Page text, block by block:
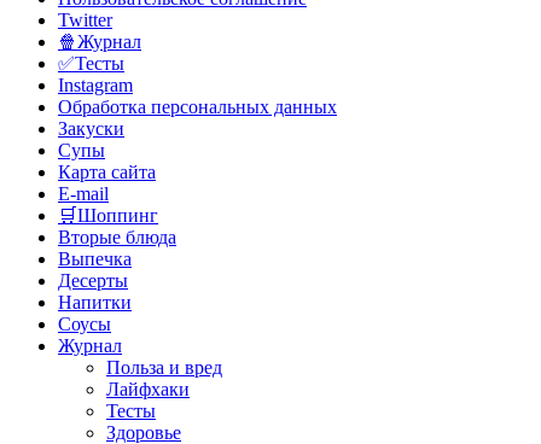
Twitter
🍿Журнал
✅Тесты
Instagram
Обработка персональных данных
Закуски
Супы
Карта сайта
E-mail
🛒Шоппинг
Вторые блюда
Выпечка
Десерты
Напитки
Соусы
Журнал
Польза и вред
Лайфхаки
Тесты
Здоровье